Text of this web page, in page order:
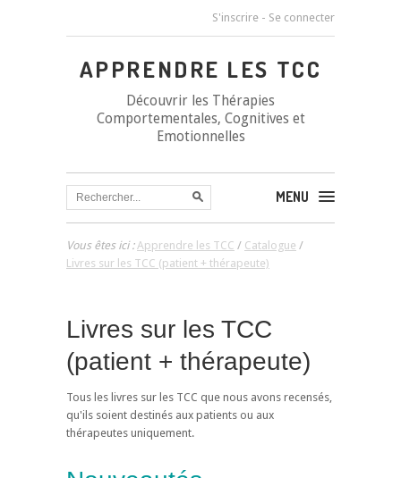
S'inscrire - Se connecter
APPRENDRE LES TCC
Découvrir les Thérapies
Comportementales, Cognitives et
Emotionnelles
MENU
Vous êtes ici :Apprendre les TCC / Catalogue /
Livres sur les TCC (patient + thérapeute)
Livres sur les TCC
(patient + thérapeute)
Tous les livres sur les TCC que nous avons recensés,
qu'ils soient destinés aux patients ou aux
thérapeutes uniquement.